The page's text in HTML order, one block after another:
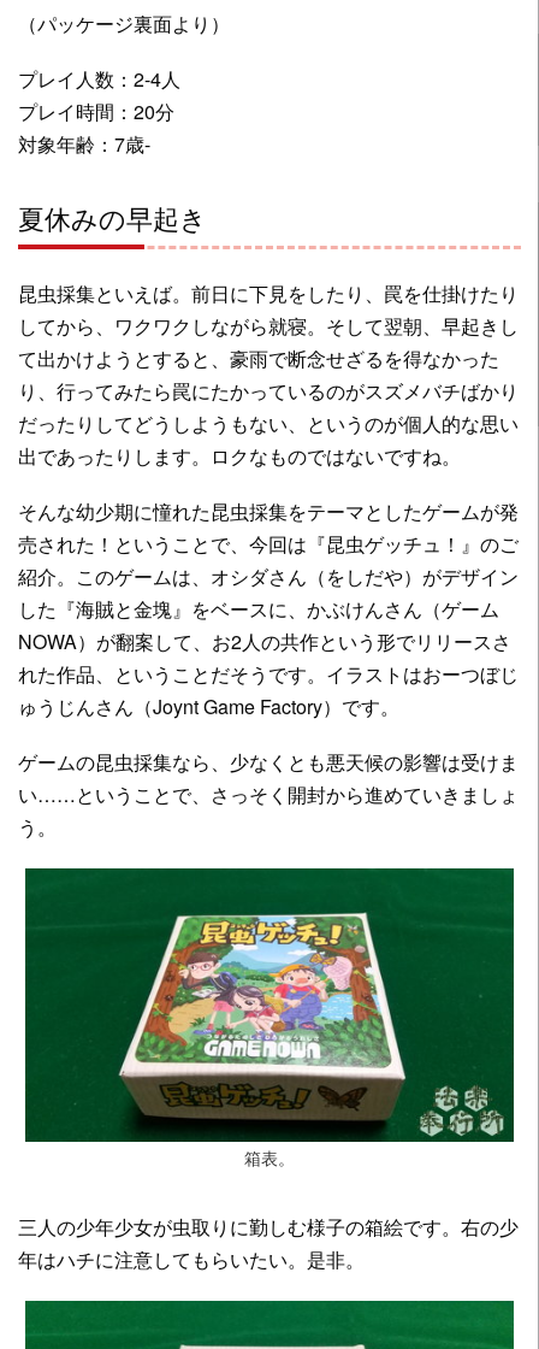
（パッケージ裏面より）
プレイ人数：2-4人
プレイ時間：20分
対象年齢：7歳-
夏休みの早起き
昆虫採集といえば。前日に下見をしたり、罠を仕掛けたり
してから、ワクワクしながら就寝。そして翌朝、早起きし
て出かけようとすると、豪雨で断念せざるを得なかった
り、行ってみたら罠にたかっているのがスズメバチばかり
だったりしてどうしようもない、というのが個人的な思い
出であったりします。ロクなものではないですね。
そんな幼少期に憧れた昆虫採集をテーマとしたゲームが発
売された！ということで、今回は『昆虫ゲッチュ！』のご
紹介。このゲームは、オシダさん（をしだや）がデザイン
した『海賊と金塊』をベースに、かぶけんさん（ゲーム
NOWA）が翻案して、お2人の共作という形でリリースさ
れた作品、ということだそうです。イラストはおーつぼじ
ゅうじんさん（Joynt Game Factory）です。
ゲームの昆虫採集なら、少なくとも悪天候の影響は受けま
い……ということで、さっそく開封から進めていきましょ
う。
箱表。
三人の少年少女が虫取りに勤しむ様子の箱絵です。右の少
年はハチに注意してもらいたい。是非。